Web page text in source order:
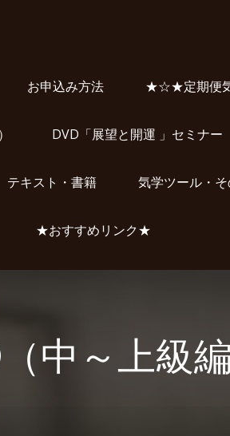
お申込み方法 ★☆★定期便
DVD「展望と開運 」セミナー
テキスト・書籍 気学ツール・
★おすすめリンク★
中～上級編